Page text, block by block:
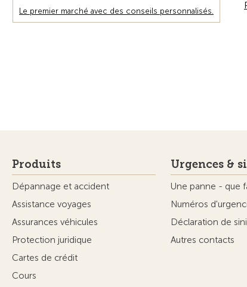
Le premier marché avec des conseils personnalisés.
Produits
Dépannage et accident
Assistance voyages
Assurances véhicules
Protection juridique
Cartes de crédit
Cours
Urgences &
Une panne - que
Numéros
Déclaration de
Autres contacts